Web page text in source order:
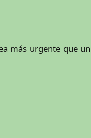
más urgente que un